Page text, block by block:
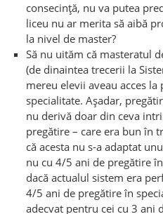
consecinţă, nu va putea
liceu nu ar merita să aibă
la nivel de master?
Să nu uităm că masteratul
(de dinaintea trecerii la
mereu elevii aveau acces
specialitate. Aşadar,
nu derivă doar din ceva
pregătire – care era bun în
că acesta nu s-a adaptat
nu cu 4/5 ani de pregătire
dacă actualul sistem era
4/5 ani de pregătire în
adecvat pentru cei cu 3 ani